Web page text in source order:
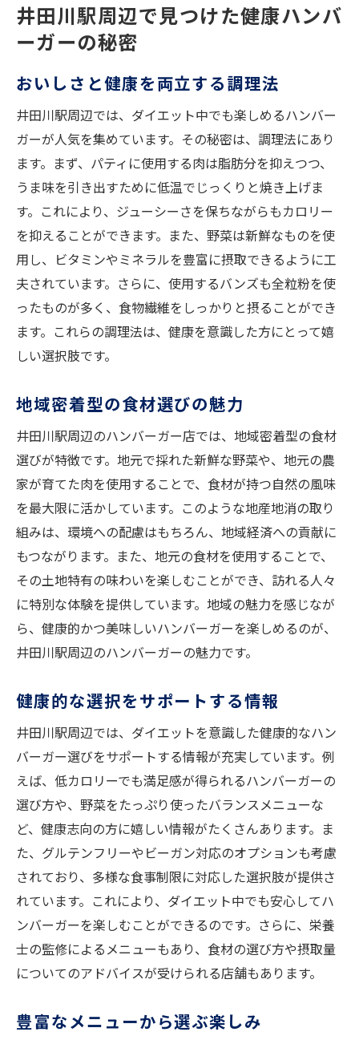
井田川駅周辺で見つけた健康ハンバ
ーガーの秘密
おいしさと健康を両立する調理法
井田川駅周辺では、ダイエット中でも楽しめるハンバー
ガーが人気を集めています。その秘密は、調理法にあり
ます。まず、パティに使用する肉は脂肪分を抑えつつ、
うま味を引き出すために低温でじっくりと焼き上げま
す。これにより、ジューシーさを保ちながらもカロリー
を抑えることができます。また、野菜は新鮮なものを使
用し、ビタミンやミネラルを豊富に摂取できるように工
夫されています。さらに、使用するバンズも全粒粉を使
ったものが多く、食物繊維をしっかりと摂ることができ
ます。これらの調理法は、健康を意識した方にとって嬉
しい選択肢です。
地域密着型の食材選びの魅力
井田川駅周辺のハンバーガー店では、地域密着型の食材
選びが特徴です。地元で採れた新鮮な野菜や、地元の農
家が育てた肉を使用することで、食材が持つ自然の風味
を最大限に活かしています。このような地産地消の取り
組みは、環境への配慮はもちろん、地域経済への貢献に
もつながります。また、地元の食材を使用することで、
その土地特有の味わいを楽しむことができ、訪れる人々
に特別な体験を提供しています。地域の魅力を感じなが
ら、健康的かつ美味しいハンバーガーを楽しめるのが、
井田川駅周辺のハンバーガーの魅力です。
健康的な選択をサポートする情報
井田川駅周辺では、ダイエットを意識した健康的なハン
バーガー選びをサポートする情報が充実しています。例
えば、低カロリーでも満足感が得られるハンバーガーの
選び方や、野菜をたっぷり使ったバランスメニューな
ど、健康志向の方に嬉しい情報がたくさんあります。ま
た、グルテンフリーやビーガン対応のオプションも考慮
されており、多様な食事制限に対応した選択肢が提供さ
れています。これにより、ダイエット中でも安心してハ
ンバーガーを楽しむことができるのです。さらに、栄養
士の監修によるメニューもあり、食材の選び方や摂取量
についてのアドバイスが受けられる店舗もあります。
豊富なメニューから選ぶ楽しみ